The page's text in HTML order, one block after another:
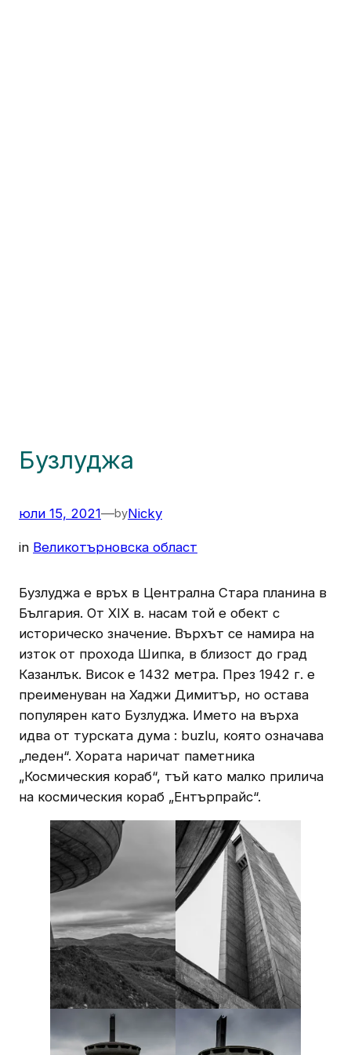
Бузлуджа
юли 15, 2021—byNicky
in Великотърновска област
Бузлуджа е връх в Централна Стара планина в
България. От XIX в. насам той е обект с
историческо значение. Върхът се намира на
изток от прохода Шипка, в близост до град
Казанлък. Висок е 1432 метра. През 1942 г. е
преименуван на Хаджи Димитър, но остава
популярен като Бузлуджа. Името на върха
идва от турската дума : buzlu, която означава
„леден“. Хората наричат паметника
„Космическия кораб“, тъй като малко прилича
на космическия кораб „Ентърпрайс“.